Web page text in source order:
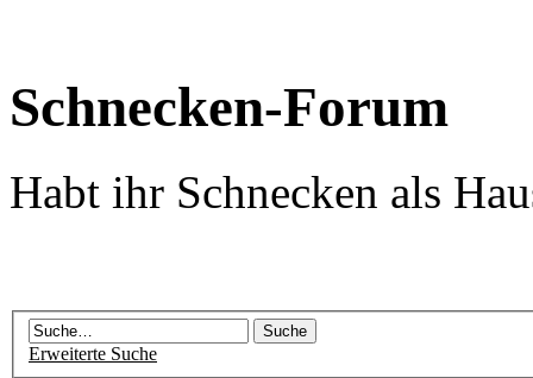
Schnecken-Forum
Habt ihr Schnecken als
Erweiterte Suche